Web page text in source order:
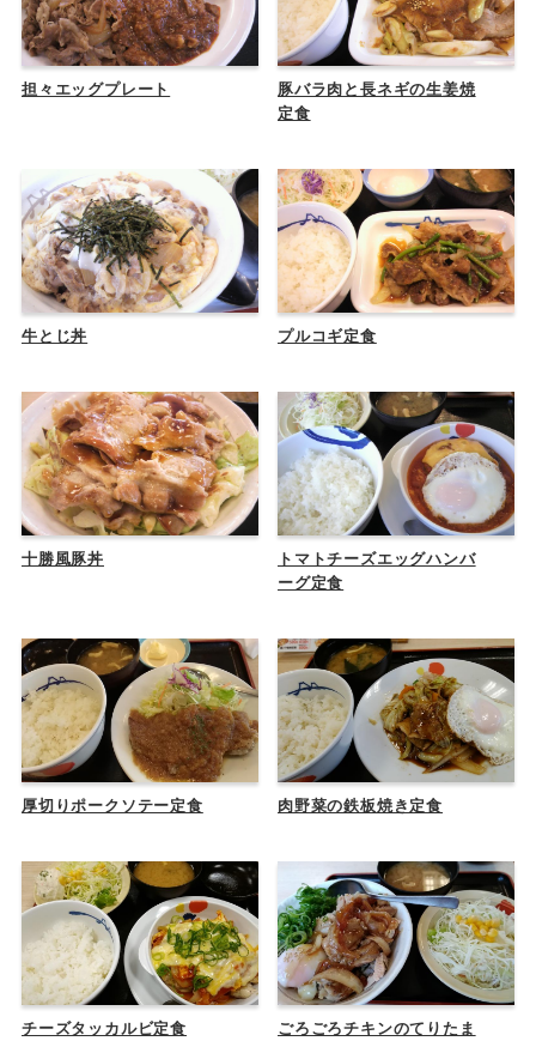
担々エッグプレート
豚バラ肉と長ネギの生姜焼
定食
牛とじ丼 プルコギ定食
十勝風豚丼
トマトチーズエッグハンバ
ーグ定食
厚切りポークソテー定食 肉野菜の鉄板焼き定食
チーズタッカルビ定食
ごろごろチキンのてりたま